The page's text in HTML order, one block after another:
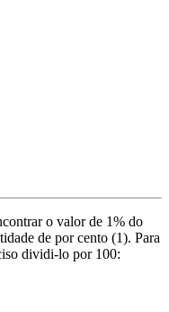
o valor de 1% do
de por cento (1). Para
dividi-lo por 100: